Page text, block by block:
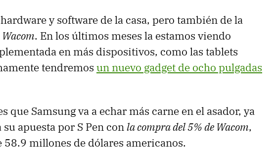
y software de la casa, pero también de la
Wacom. En los últimos meses la estamos viendo
en más dispositivos, como las tablets
tendremos un nuevo gadget de ocho pulgadas
que Samsung va a echar más carne en el asador, ya
apuesta por S Pen conla compra del 5% de Wacom,
millones de dólares americanos.